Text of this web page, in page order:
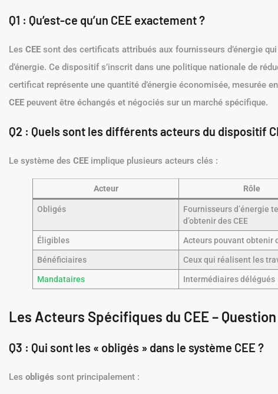
Q1 : Qu’est-ce qu’un CEE exactement ?
Les CEE sont des certificats attribués aux fournisseurs d’énergie
d’énergie. Ce dispositif s’inscrit dans une politique nationale de
certificat représente une quantité d’énergie économisée, mesurée
CEE peuvent être échangés et négociés sur un marché spécifique.
Q2 : Quels sont les différents acteurs du dispositif
Le système des CEE implique plusieurs acteurs clés :
Acteur Rôle
Obligés
Fournisseurs d’énergie
d’obtenir des CEE
Éligibles Acteurs pouvant obtenir
Bénéficiaires Ceux qui réalisent les
Mandataires Intermédiaires délégués
Les Acteurs Spécifiques du CEE –
Q3 : Qui sont les « obligés » dans le système CEE ?
Les obligés sont principalement :